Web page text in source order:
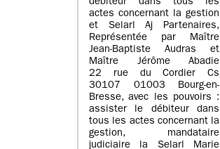
débiteur dans tous les
actes concernant la gestion
et Selarl Aj Partenaires,
Représentée par Maître
Jean-Baptiste Audras et
Maître Jérôme Abadie
22 rue du Cordier Cs
30107 01003 Bourg-en-
Bresse, avec les pouvoirs :
assister le débiteur dans
tous les actes concernant la
gestion, mandataire
judiciaire la Selarl Marie